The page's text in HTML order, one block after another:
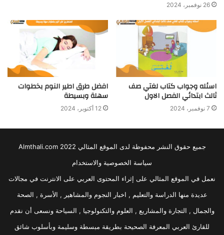
26 نوفمبر، 2024
اسئله وجواب كتاب لغتي صف
ثالث ابتدائي الفصل الاول
7 نوفمبر، 2024
افضل طرق اطير النوم بخطوات
سهلة وبسيطة
12 أكتوبر، 2024
جميع حقوق النشر محفوظة لدى الموقع المثالي 2022 Almthali.com
سياسة الخصوصية والاستخدام
نعمل في الموقع المثالي على إثراء المحتوى العربي على الانترنت في مجالات
عديدة منها الدراسة والتعليم , اخبار النجوم والمشاهير , الأسرة , الصحة
والجمال , التجارة والمشاريع , العلوم والتكنولوجيا , السياحة ونسعى أن نقدم
للقارئ العربي المعرفة الصحيحة بطريقة مبسطة وسليمة وبأسلوب شائق